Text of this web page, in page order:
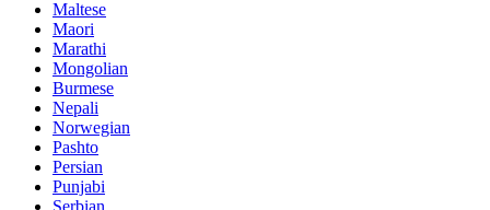
Maltese
Maori
Marathi
Mongolian
Burmese
Nepali
Norwegian
Pashto
Persian
Punjabi
Serbian